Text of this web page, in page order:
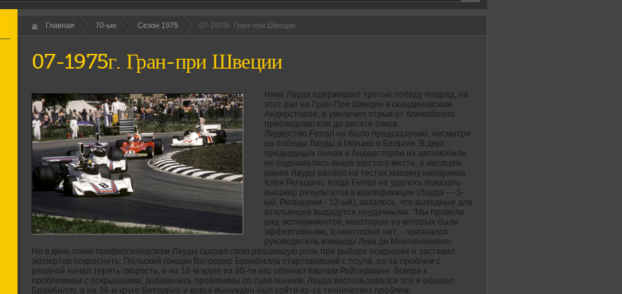
Главная 70-ые Сезон 1975 07-1975г. Гран-при Швеции
07-1975г. Гран-при Швеции
Ники Лауда одерживает третью победу подряд, на
этот раз на Гран-При Швеции в скандинавском
Андерсторпе, и увеличил отрыв от ближайшего
преследователя до десяти очков.
Лидерство Ferrari не было предсказуемо, несмотря
на победы Лауды в Монако и Бельгии. В двух
предыдущих гонках в Андерсторпе их автомобили
не поднимались выше шестого места, а месяцем
ранее Лауда разбил на тестах машину напарника
Клея Регацони. Когда Ferrari не удалось показать
высокир результатов в квалификации (Лауда — 5-
ый, Регаццони - 12-ый), казалось, что выходные для
итальянцев выдадутся неудачными. "Мы провели
ряд экспериментов, некоторые из которых были
эффективными, а некоторые нет, - признался
руководитель команды Лука ди Монтенземоло.
Но в день гонки профессионализм Лауды сыграл свою решающую роль при выборе покрышек и заставил
экспертов покраснеть. Польский гонщик Виторрио Брамбилла стартовавший с поула, из-за проблем с
резиной начал терять скорость, и на 16-м круге из 80-ти его обогнал Карлом Рейтерманн. Вскоре к
проблеммам с покрышками, добавились проблеммы со сцеплением, Лауда воспользовался эти и обошел
Брамбиллу, а на 36-м круге Виторрио и вовсе вынужден был сойти из-за технических проблем.